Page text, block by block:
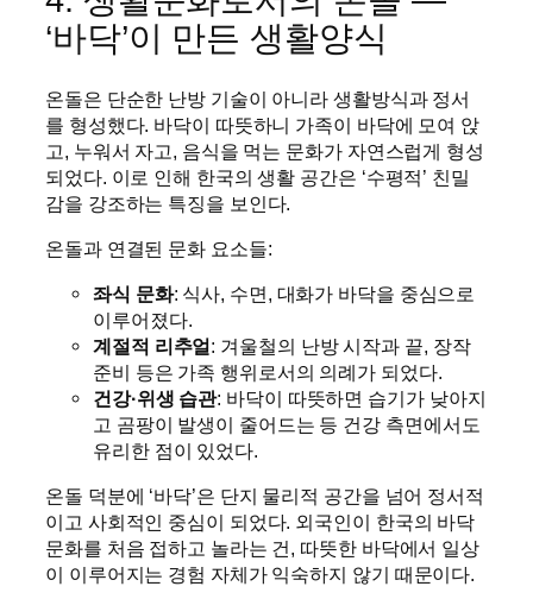
‘바닥’이 만든 생활양식
온돌은 단순한 난방 기술이 아니라 생활방식과 정서
를 형성했다. 바닥이 따뜻하니 가족이 바닥에 모여 앉
고, 누워서 자고, 음식을 먹는 문화가 자연스럽게 형성
되었다. 이로 인해 한국의 생활 공간은 ‘수평적’ 친밀
감을 강조하는 특징을 보인다.
온돌과 연결된 문화 요소들:
좌식 문화: 식사, 수면, 대화가 바닥을 중심으로
이루어졌다.
계절적 리추얼: 겨울철의 난방 시작과 끝, 장작
준비 등은 가족 행위로서의 의례가 되었다.
건강·위생 습관: 바닥이 따뜻하면 습기가 낮아지
고 곰팡이 발생이 줄어드는 등 건강 측면에서도
유리한 점이 있었다.
온돌 덕분에 ‘바닥’은 단지 물리적 공간을 넘어 정서적
이고 사회적인 중심이 되었다. 외국인이 한국의 바닥
문화를 처음 접하고 놀라는 건, 따뜻한 바닥에서 일상
이 이루어지는 경험 자체가 익숙하지 않기 때문이다.